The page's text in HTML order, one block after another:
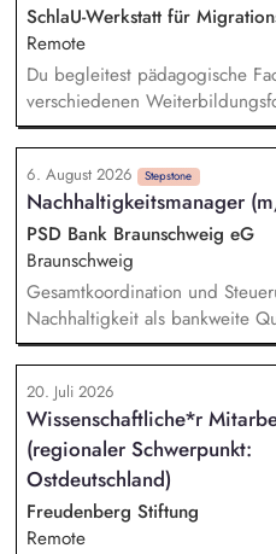
SchlaU-Werkstatt für
Remote
Du begleitest pädagogische
verschiedenen
Online-Workshops bis hin zu
Online-Selbstlernkurse für
Die inhaltlichen Schwerpunkte
Bereichen Lesen lernen,
Alphabetisierung in der
6. August 2026 Stepstone
Nachhaltigkeitsmanager
PSD Bank Braunschweig eG
Braunschweig
Gesamtkoordination und
Nachhaltigkeit als bankweite
Impulsgeber und
Führungskräfte und
bei strategischen
Entscheidungen Koordination
Nachhaltigkeitsprojekte inkl.
Monitoring Initiierung von
Gestaltung des
Finanzwirtschaft
20. Juli 2026
Wissenschaftliche*r
(regionaler Schwerpunkt:
Ostdeutschland)
Freudenberg Stiftung
Remote